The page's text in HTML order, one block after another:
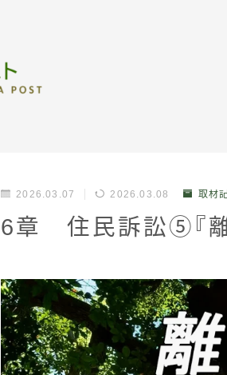
私たちに
情報提供
2026.03.07 2026.03.08 取材
6章 住民訴訟⑤『離